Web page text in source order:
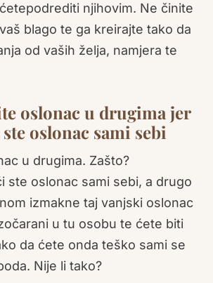
njihovim. Ne činite
blago te ga kreirajte tako da
od vaših želja, namjera te
oslonac u drugima jer
oslonac sami sebi
u drugima. Zašto?
ste oslonac sami sebi, a drugo
izmakne taj vanjski oslonac
u tu osobu te ćete biti
da ćete onda teško sami se
Nije li tako?